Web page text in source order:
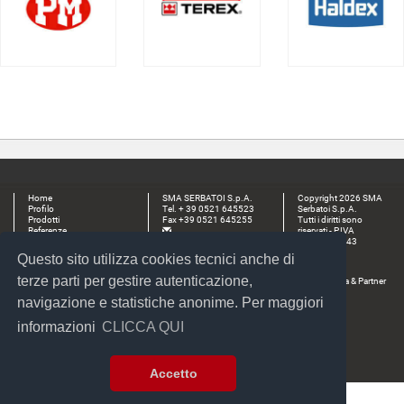
Questo sito utilizza cookies tecnici anche di
terze parti per gestire autenticazione,
navigazione e statistiche anonime. Per maggiori
informazioni CLICCA QUI
Accetto
Home
Profilo
Prodotti
Referenze
Contatti
Area Riservata
SMA SERBATOI S.p.A.
Tel. + 39 0521 645523
Fax +39 0521 645255
Sede e stabilimento:
Via E. Lepido, 182 -
43122 S. Prospero (PR)
Via Dall’Aglio, 18/20 -
(PR)
Copyright 2026 SMA
Serbatoi S.p.A.
Tutti i diritti sono
riservati - P.IVA
00165560343
Immagica & Partner